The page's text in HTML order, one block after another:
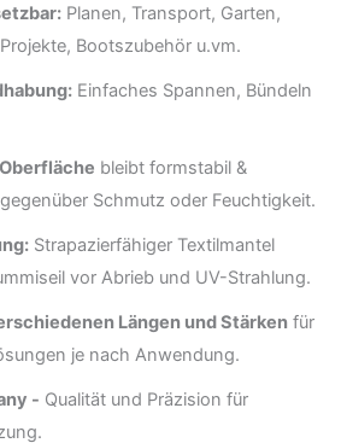
Planen, Transport, Garten,
Bootszubehör u.vm.
Einfaches Spannen, Bündeln
bleibt formstabil &
Schmutz oder Feuchtigkeit.
Strapazierfähiger Textilmantel
vor Abrieb und UV-Strahlung.
Längen und Stärken für
je nach Anwendung.
- Qualität und Präzision für